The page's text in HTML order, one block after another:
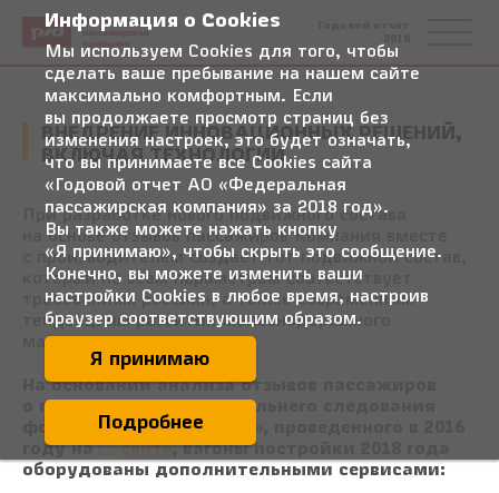
Федеральная
пассажирская
ВНЕДРЕНИЕ ИННОВАЦИОННЫХ РЕШЕНИЙ,
ВКЛЮЧАЯ ТЕХНОЛОГИИ
При разработке нового подвижного состава
на основе отзывов пассажиров Компания вместе
с производителем создает тот подвижной состав,
который по всем параметрам соответствует
требованиям россиян, а также современным
тенденциям развития железнодорожного
машиностроения.
На основании анализа отзывов пассажиров
о поездках в поездах дальнего следования
формирования АО «ФПК», проведенного в 2016
году на
сайте, вагоны постройки 2018 года
оборудованы дополнительными сервисами:
Информация о Cookies
Мы используем Cookies для того, чтобы
сделать ваше пребывание на нашем сайте
максимально комфортным. Если
вы продолжаете просмотр страниц без
изменения настроек, это будет означать,
что вы принимаете все Cookies сайта
«Годовой отчет АО «Федеральная
пассажирская компания» за 2018 год».
Вы также можете нажать кнопку
«Я принимаю», чтобы скрыть это сообщение.
Конечно, вы можете изменить ваши
настройки Cookies в любое время, настроив
браузер соответствующим образом.
Я принимаю
Подробнее